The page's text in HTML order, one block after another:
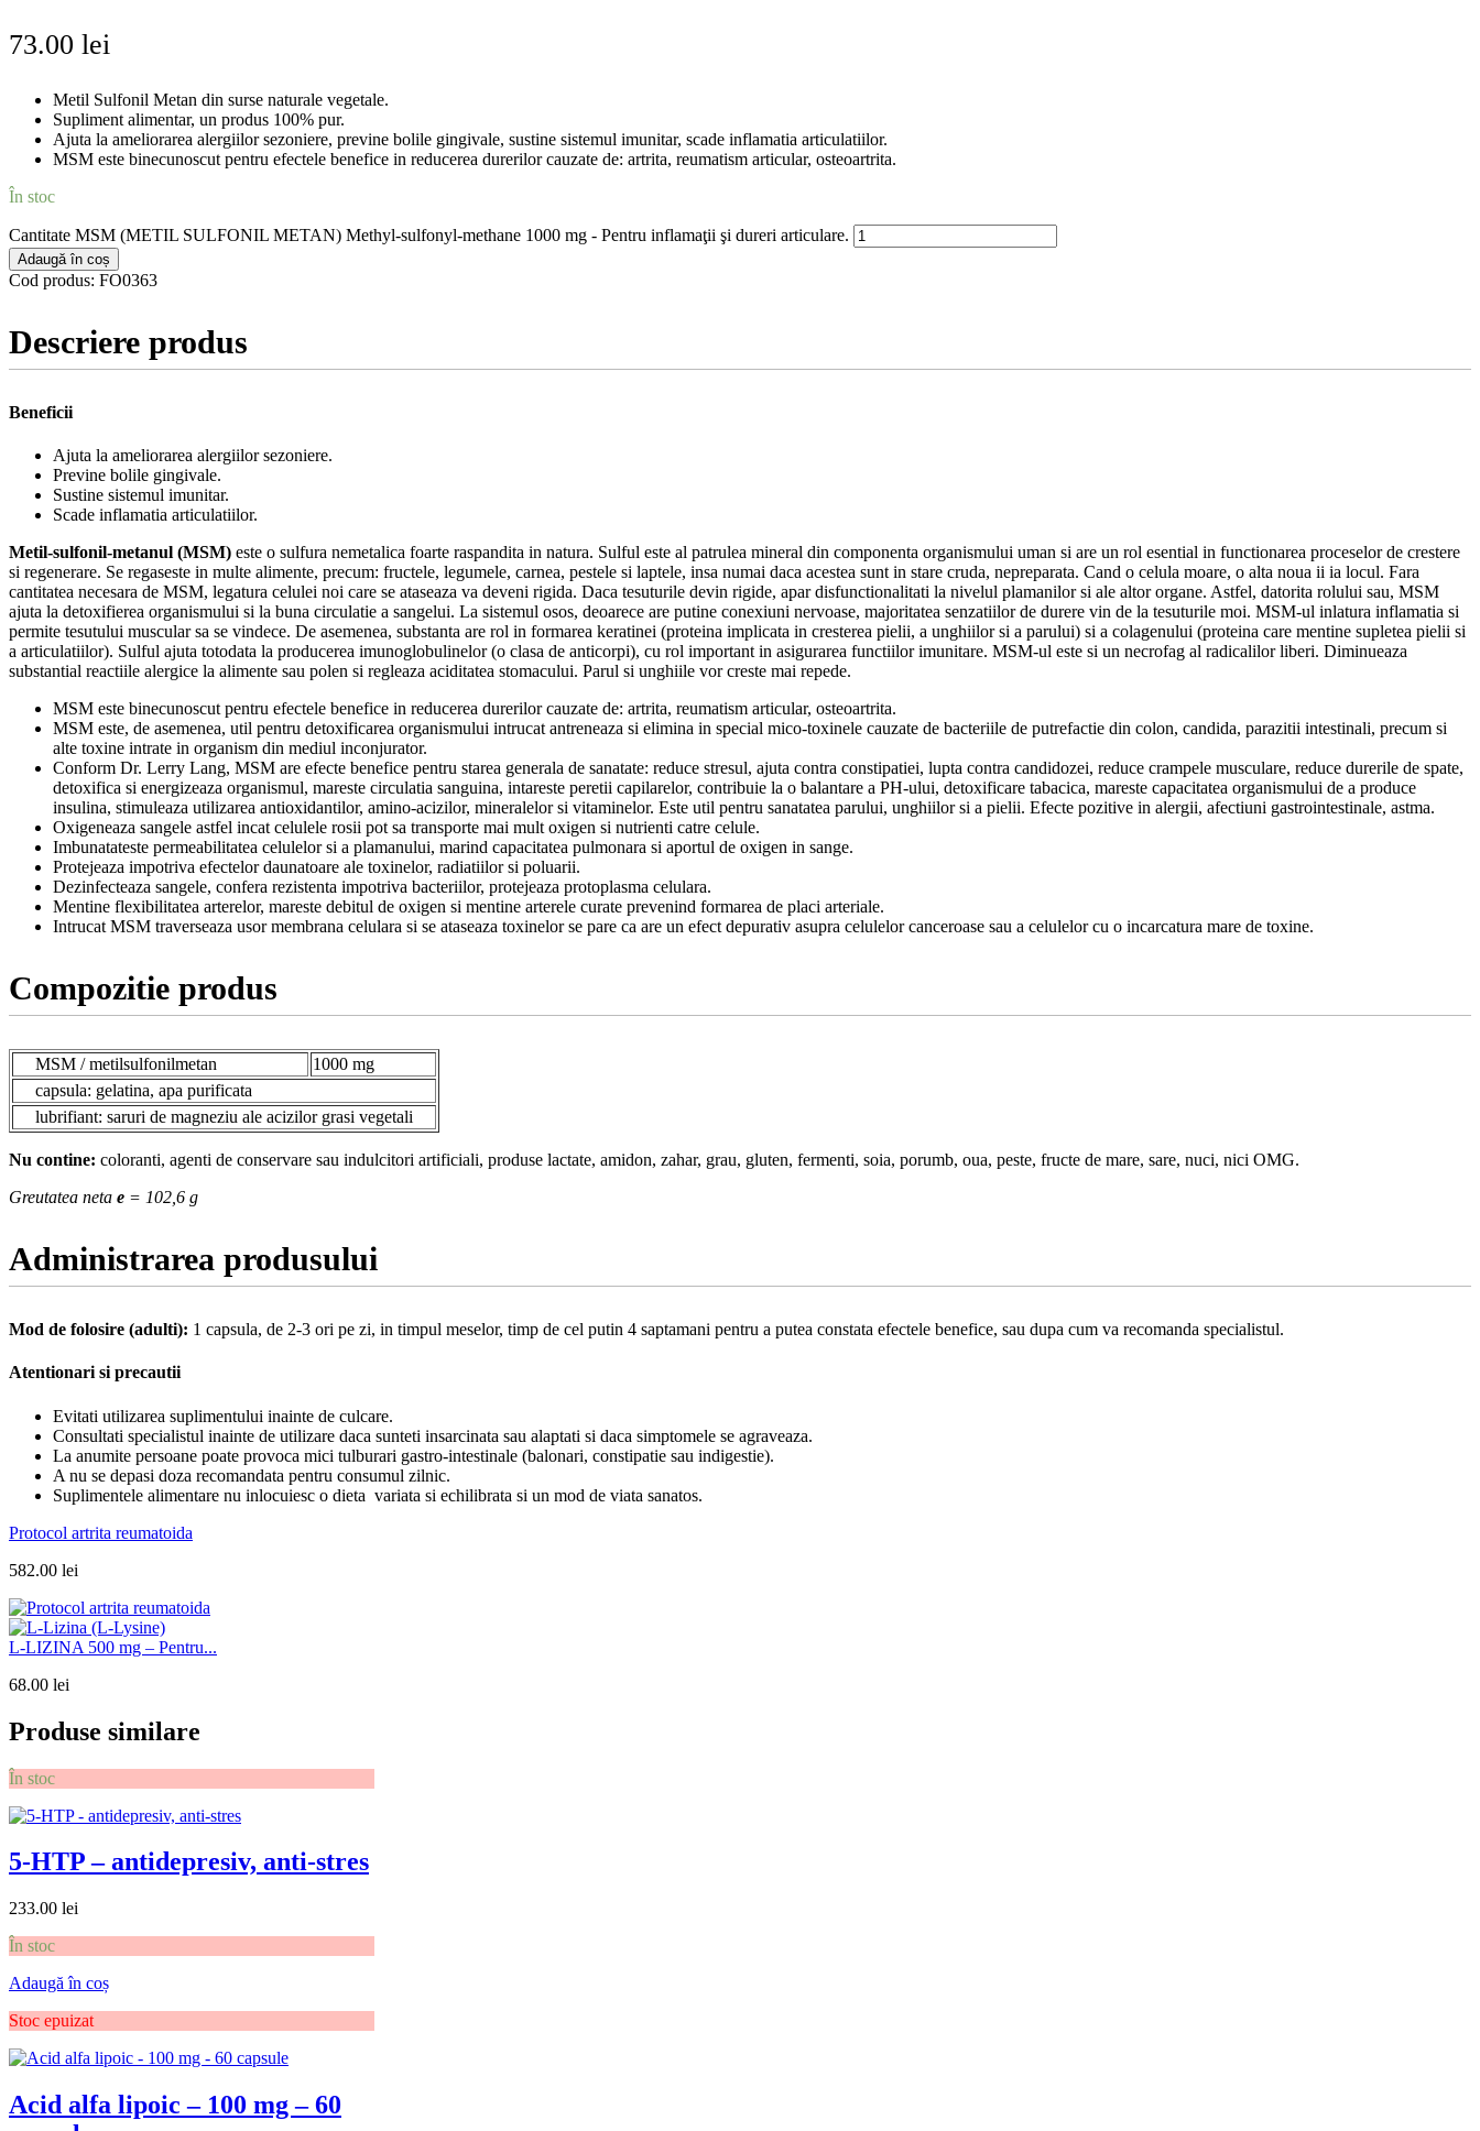
73.00 lei
Metil Sulfonil Metan din surse naturale vegetale.
Supliment alimentar, un produs 100% pur.
Ajuta la ameliorarea alergiilor sezoniere, previne bolile gingivale, sustine sistemul imunitar, scade inflamatia articulatiilor.
MSM este binecunoscut pentru efectele benefice in reducerea durerilor cauzate de: artrita, reumatism articular, osteoartrita.
În stoc
Cantitate MSM (METIL SULFONIL METAN) Methyl-sulfonyl-methane 1000 mg - Pentru inflamaţii şi dureri articulare.
Adaugă în coș
Cod produs: FO0363
Descriere produs
Beneficii
Ajuta la ameliorarea alergiilor sezoniere.
Previne bolile gingivale.
Sustine sistemul imunitar.
Scade inflamatia articulatiilor.
Metil-sulfonil-metanul (MSM) este o sulfura nemetalica foarte raspandita in natura. Sulful este al patrulea mineral din componenta organismului uman si are un rol esential in functionarea proceselor de crestere
si regenerare. Se regaseste in multe alimente, precum: fructele, legumele, carnea, pestele si laptele, insa numai daca acestea sunt in stare cruda, nepreparata. Cand o celula moare, o alta noua ii ia locul. Fara
cantitatea necesara de MSM, legatura celulei noi care se ataseaza va deveni rigida. Daca tesuturile devin rigide, apar disfunctionalitati la nivelul plamanilor si ale altor organe. Astfel, datorita rolului sau, MSM
ajuta la detoxifierea organismului si la buna circulatie a sangelui. La sistemul osos, deoarece are putine conexiuni nervoase, majoritatea senzatiilor de durere vin de la tesuturile moi. MSM-ul inlatura inflamatia si
permite tesutului muscular sa se vindece. De asemenea, substanta are rol in formarea keratinei (proteina implicata in cresterea pielii, a unghiilor si a parului) si a colagenului (proteina care mentine supletea pielii si
a articulatiilor). Sulful ajuta totodata la producerea imunoglobulinelor (o clasa de anticorpi), cu rol important in asigurarea functiilor imunitare. MSM-ul este si un necrofag al radicalilor liberi. Diminueaza
substantial reactiile alergice la alimente sau polen si regleaza aciditatea stomacului. Parul si unghiile vor creste mai repede.
MSM este binecunoscut pentru efectele benefice in reducerea durerilor cauzate de: artrita, reumatism articular, osteoartrita.
MSM este, de asemenea, util pentru detoxificarea organismului intrucat antreneaza si elimina in special mico-toxinele cauzate de bacteriile de putrefactie din colon, candida, parazitii intestinali, precum si
alte toxine intrate in organism din mediul inconjurator.
Conform Dr. Lerry Lang, MSM are efecte benefice pentru starea generala de sanatate: reduce stresul, ajuta contra constipatiei, lupta contra candidozei, reduce crampele musculare, reduce durerile de spate,
detoxifica si energizeaza organismul, mareste circulatia sanguina, intareste peretii capilarelor, contribuie la o balantare a PH-ului, detoxificare tabacica, mareste capacitatea organismului de a produce
insulina, stimuleaza utilizarea antioxidantilor, amino-acizilor, mineralelor si vitaminelor. Este util pentru sanatatea parului, unghiilor si a pielii. Efecte pozitive in alergii, afectiuni gastrointestinale, astma.
Oxigeneaza sangele astfel incat celulele rosii pot sa transporte mai mult oxigen si nutrienti catre celule.
Imbunatateste permeabilitatea celulelor si a plamanului, marind capacitatea pulmonara si aportul de oxigen in sange.
Protejeaza impotriva efectelor daunatoare ale toxinelor, radiatiilor si poluarii.
Dezinfecteaza sangele, confera rezistenta impotriva bacteriilor, protejeaza protoplasma celulara.
Mentine flexibilitatea arterelor, mareste debitul de oxigen si mentine arterele curate prevenind formarea de placi arteriale.
Intrucat MSM traverseaza usor membrana celulara si se ataseaza toxinelor se pare ca are un efect depurativ asupra celulelor canceroase sau a celulelor cu o incarcatura mare de toxine.
Compozitie produs
MSM / metilsulfonilmetan
1000 mg
capsula: gelatina, apa purificata
lubrifiant: saruri de magneziu ale acizilor grasi vegetali
Nu contine: coloranti, agenti de conservare sau indulcitori artificiali, produse lactate, amidon, zahar, grau, gluten, fermenti, soia, porumb, oua, peste, fructe de mare, sare, nuci, nici OMG.
Greutatea neta e = 102,6 g
Administrarea produsului
Mod de folosire (adulti): 1 capsula, de 2-3 ori pe zi, in timpul meselor, timp de cel putin 4 saptamani pentru a putea constata efectele benefice, sau dupa cum va recomanda specialistul.
Atentionari si precautii
Evitati utilizarea suplimentului inainte de culcare.
Consultati specialistul inainte de utilizare daca sunteti insarcinata sau alaptati si daca simptomele se agraveaza.
La anumite persoane poate provoca mici tulburari gastro-intestinale (balonari, constipatie sau indigestie).
A nu se depasi doza recomandata pentru consumul zilnic.
Suplimentele alimentare nu inlocuiesc o dieta variata si echilibrata si un mod de viata sanatos.
Protocol artrita reumatoida
582.00 lei
L-LIZINA 500 mg – Pentru...
68.00 lei
Produse similare
În stoc
5-HTP – antidepresiv, anti-stres
233.00 lei
În stoc
Adaugă în coș
Stoc epuizat
Acid alfa lipoic – 100 mg – 60